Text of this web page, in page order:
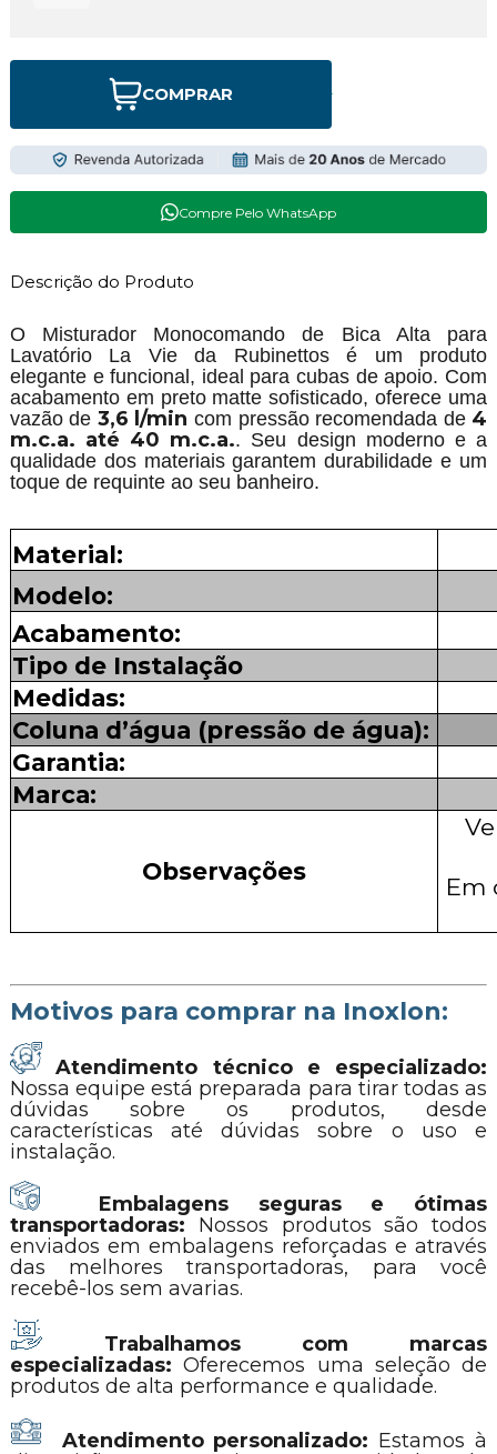
COMPRAR
Compre Pelo WhatsApp
Descrição do Produto
O Misturador Monocomando de Bica Alta para
Lavatório La Vie da Rubinettos é um produto
elegante e funcional, ideal para cubas de apoio. Com
acabamento em preto matte sofisticado, oferece uma
vazão de 3,6 l/min com pressão recomendada de 4
m.c.a. até 40 m.c.a.. Seu design moderno e a
qualidade dos materiais garantem durabilidade e um
toque de requinte ao seu banheiro.
Material:
Modelo:
Acabamento:
Tipo de Instalação
Medidas:
Coluna d’água (pressão de água):
Garantia:
Marca:
Observações
Em
Motivos para comprar na Inoxlon:
Atendimento técnico e especializado:
Nossa equipe está preparada para tirar todas as
dúvidas sobre os produtos, desde
características até dúvidas sobre o uso e
instalação.
Embalagens seguras e ótimas
transportadoras: Nossos produtos são todos
enviados em embalagens reforçadas e através
das melhores transportadoras, para você
recebê-los sem avarias.
Trabalhamos com marcas
especializadas:Oferecemos uma seleção de
produtos de alta performance e qualidade.
Atendimento personalizado: Estamos à